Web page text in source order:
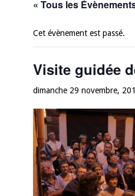
« Tous les
Cet évènement est passé.
Visite guidée
dimanche 29 novembre,